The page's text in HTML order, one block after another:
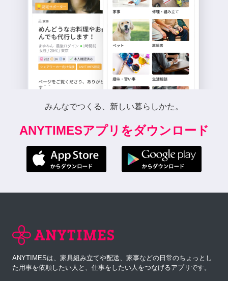
みんなでつくる、新しい暮らしかた。
ANYTIMESアプリをダウンロード
ANYTIMESは、家具組み立てや配送、家事などの日常のちょっとし
た用事を依頼したい人と、仕事をしたい人をつなげるアプリです。